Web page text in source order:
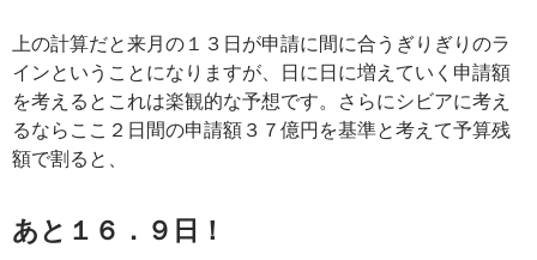
上の計算だと来月の１３日が申請に間に合うぎりぎりのラ
インということになりますが、日に日に増えていく申請額
を考えるとこれは楽観的な予想です。さらにシビアに考え
るならここ２日間の申請額３７億円を基準と考えて予算残
額で割ると、
あと１６．９日！